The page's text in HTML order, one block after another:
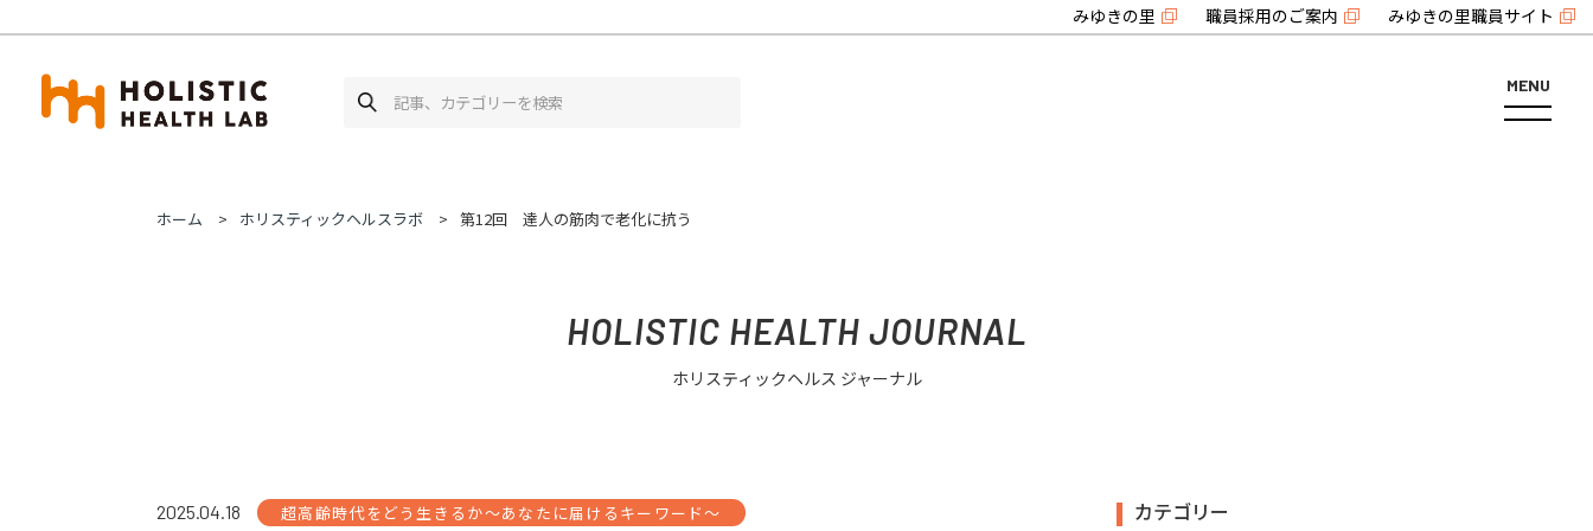
みゆきの里 職員採用のご案内 みゆきの里職員サイト
MENU
ホーム ホリスティックヘルスラボ 第12回 達人の筋肉で老化に抗う
HOLISTIC HEALTH JOURNAL
ホリスティックヘルス ジャーナル
2025.04.18 超高齢時代をどう生きるか～あなたに届けるキーワード～ カテゴリー